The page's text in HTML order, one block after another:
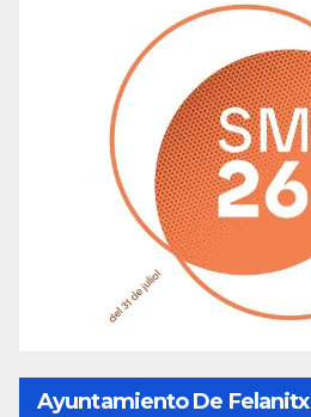
Ayuntamiento De Felanitx